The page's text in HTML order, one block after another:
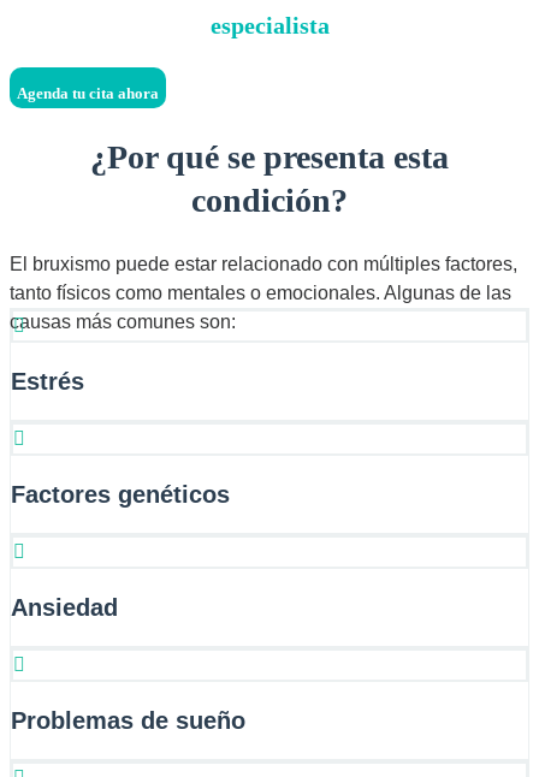
especialista
Agenda tu cita ahora
¿Por qué se presenta esta
condición?
El bruxismo puede estar relacionado con múltiples factores,
tanto físicos como mentales o emocionales. Algunas de las
causas más comunes son:
Estrés
Factores genéticos
Ansiedad
Problemas de sueño